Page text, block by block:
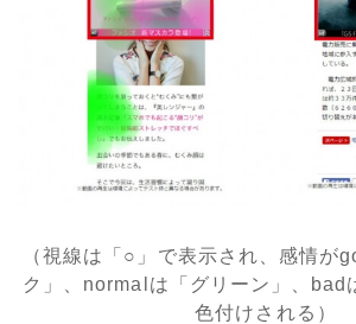
（視線は「○」で表示され、感情が
ク」、normalは「グリーン」、bad
色付けされる）